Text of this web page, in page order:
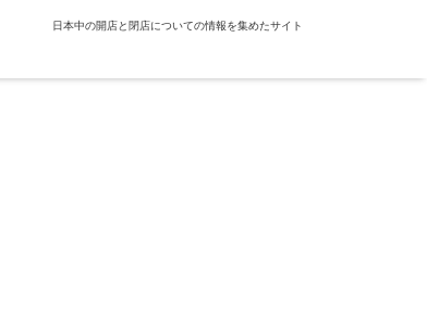
日本中の開店と閉店についての情報を集めたサイト